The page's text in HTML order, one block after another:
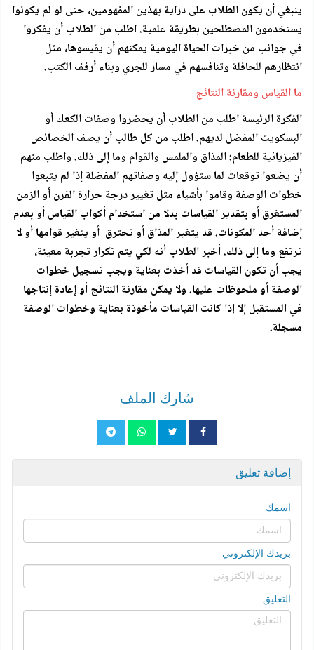
ينبغي أن يكون الطلاب على دراية بهذين المفهومين، حتى لو لم يكونوا
يستخدمون المصطلحين بطريقة علمية. اطلب من الطلاب أن يفكروا
في جوانب من خبرات الحياة اليومية يمكنهم أن يقيسوها، مثل
انتظارهم للحافلة وتنافسهم في مسار للجري وبناء أرفف الكتب.
ما القياس ومقارنة النتائج
الفكرة الرئيسة اطلب من الطلاب أن يحضروا وصفات الكعك أو
البسكويت المفضل لديهم. اطلب من كل طالب أن يصف الخصائص
الفيزيائية للطعام: المذاق والملمس والقوام وما إلى ذلك. واطلب منهم
أن يضعوا توقعات لما ستؤول إليه وصفاتهم المفضلة إذا لم يتبعوا
خطوات الوصفة وقاموا بأشياء مثل تغيير درجة حرارة الفرن أو الزمن
المستغرق أو بتقدير القياسات بدلا من استخدام أكواب القياس أو بعدم
إضافة أحد المكونات. قد يتغير المذاق أو تحترق أو يتغير قوامها أو لا
ترتفع وما إلى ذلك. أخبر الطلاب أنه لكي يتم تكرار تجربة معينة،
يجب أن تكون القياسات قد أخذت بعناية ويجب تسجيل خطوات
الوصفة أو ملحوظات عليها. ولا يمكن مقارنة النتائج أو إعادة إنتاجها
في المستقبل إلا إذا كانت القياسات مأخوذة بعناية وخطوات الوصفة
مسجلة.
شارك الملف
إضافة تعليق
اسمك
بريدك الإلكتروني
التعليق